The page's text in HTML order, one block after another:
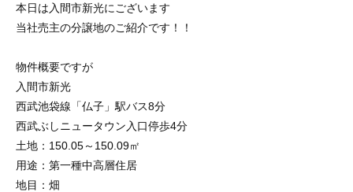
本日は入間市新光にございます
当社売主の分譲地のご紹介です！！
物件概要ですが
入間市新光
西武池袋線「仏子」駅バス8分
西武ぶしニュータウン入口停歩4分
土地： 150.05～ 150.09㎡
用途：第一種中高層住居
地目：畑